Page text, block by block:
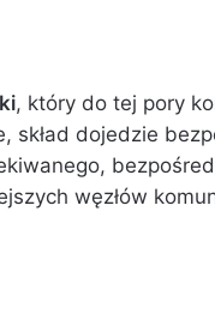
, który do tej pory
skład dojedzie
węzłów